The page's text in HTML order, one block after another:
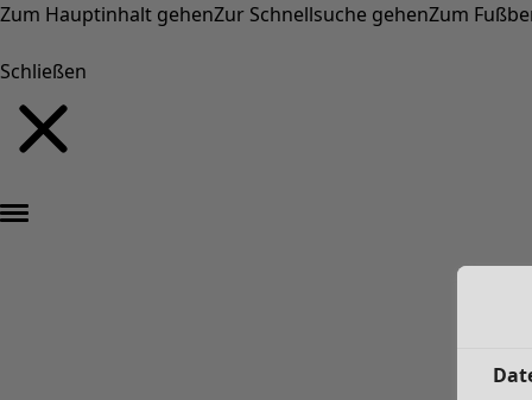
Zum Hauptinhalt gehenZur Schnellsuche gehenZum
Schließen